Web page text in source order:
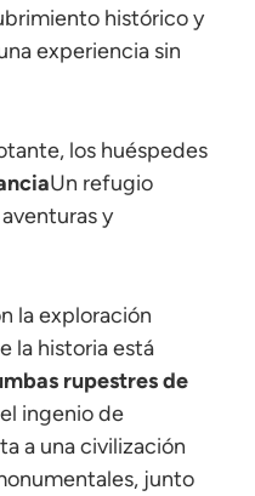
histórico y
experiencia sin
los huéspedes
Un refugio
y
la exploración
la historia está
rupestres de
ingenio de
a una civilización
junto